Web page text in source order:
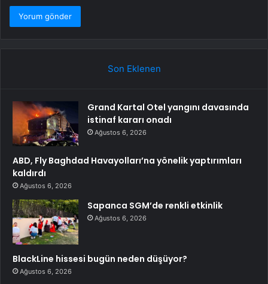
Son Eklenen
Grand Kartal Otel yangını davasında
istinaf kararı onadı
Ağustos 6, 2026
ABD, Fly Baghdad Havayolları’na yönelik yaptırımları
kaldırdı
Ağustos 6, 2026
Sapanca SGM’de renkli etkinlik
Ağustos 6, 2026
BlackLine hissesi bugün neden düşüyor?
Ağustos 6, 2026